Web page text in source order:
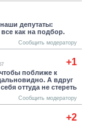
депутаты:
как на подбор.
Сообщить модератору
+1
поближе к
А вдруг
оттуда не стереть
Сообщить модератору
+2